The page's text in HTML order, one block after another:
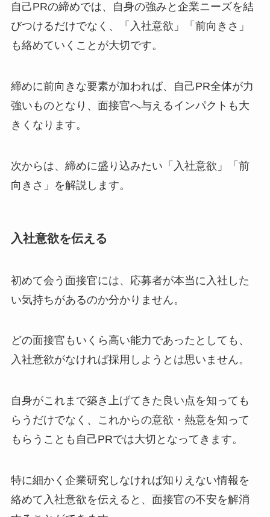
自己PRの締めでは、自身の強みと企業ニーズを結
びつけるだけでなく、「入社意欲」「前向きさ」
も絡めていくことが大切です。
締めに前向きな要素が加われば、自己PR全体が力
強いものとなり、面接官へ与えるインパクトも大
きくなります。
次からは、締めに盛り込みたい「入社意欲」「前
向きさ」を解説します。
入社意欲を伝える
初めて会う面接官には、応募者が本当に入社した
い気持ちがあるのか分かりません。
どの面接官もいくら高い能力であったとしても、
入社意欲がなければ採用しようとは思いません。
自身がこれまで築き上げてきた良い点を知っても
らうだけでなく、これからの意欲・熱意を知って
もらうことも自己PRでは大切となってきます。
特に細かく企業研究しなければ知りえない情報を
絡めて入社意欲を伝えると、面接官の不安を解消